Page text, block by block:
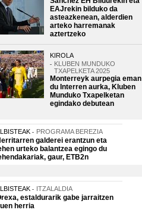
EAJrekin bilduko da
asteazkenean, alderdien
arteko harremanak
aztertzeko
KIROLA
KLUBEN MUNDUKO
TXAPELKETA 2025
Monterreyk aurpegia eman
du Interren aurka, Kluben
Munduko Txapelketan
egindako debutean
PROGRAMA BEREZIA
galderei erantzun eta
urteko balantzea egingo du
gaur, ETB2n
ITZALALDIA
estaldurarik gabe jarraitzen
herria